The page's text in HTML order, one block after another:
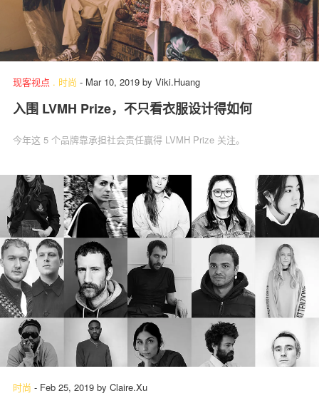
现客视点 . 时尚 - Mar 10, 2019 by Viki.Huang
入围 LVMH Prize，不只看衣服设计得如何
今年这 5 个品牌靠承担社会责任赢得 LVMH Prize 关注。
时尚 - Feb 25, 2019 by Claire.Xu